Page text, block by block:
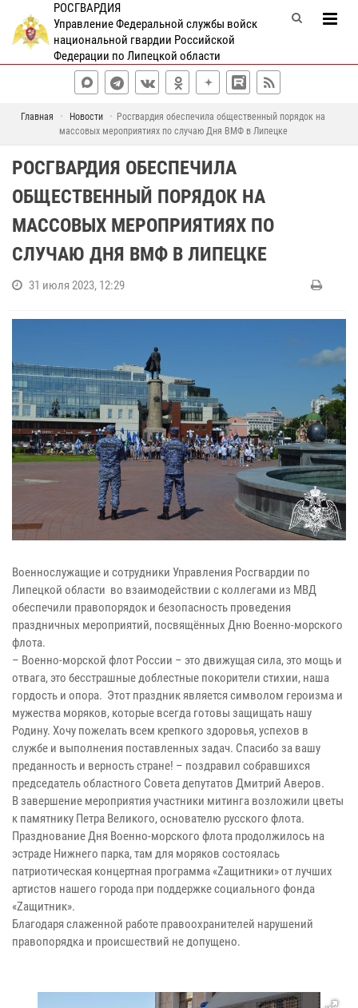
РОСГВАРДИЯ
Управление Федеральной службы войск
национальной гвардии Российской
Федерации по Липецкой области
Главная Новости
Росгвардия обеспечила общественный порядок на
массовых мероприятиях по случаю Дня ВМФ в Липецке
РОСГВАРДИЯ ОБЕСПЕЧИЛА
ОБЩЕСТВЕННЫЙ ПОРЯДОК НА
МАССОВЫХ МЕРОПРИЯТИЯХ ПО
СЛУЧАЮ ДНЯ ВМФ В ЛИПЕЦКЕ
31 июля 2023, 12:29
Военнослужащие и сотрудники Управления Росгвардии по
Липецкой области во взаимодействии с коллегами из МВД
обеспечили правопорядок и безопасность проведения
праздничных мероприятий, посвящённых Дню Военно-морского
флота.
– Военно-морской флот России – это движущая сила, это мощь и
отвага, это бесстрашные доблестные покорители стихии, наша
гордость и опора. Этот праздник является символом героизма и
мужества моряков, которые всегда готовы защищать нашу
Родину. Хочу пожелать всем крепкого здоровья, успехов в
службе и выполнения поставленных задач. Спасибо за вашу
преданность и верность стране! – поздравил собравшихся
председатель областного Совета депутатов Дмитрий Аверов.
В завершение мероприятия участники митинга возложили цветы
к памятнику Петра Великого, основателю русского флота.
Празднование Дня Военно-морского флота продолжилось на
эстраде Нижнего парка, там для моряков состоялась
патриотическая концертная программа «Zащитники» от лучших
артистов нашего города при поддержке социального фонда
«Zащитник».
Благодаря слаженной работе правоохранителей нарушений
правопорядка и происшествий не допущено.